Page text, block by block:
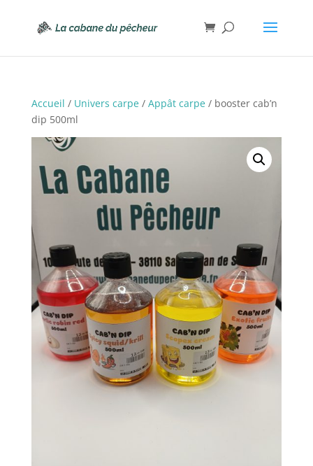
Accueil / Univers carpe/ Appât carpe/ booster cab’n
dip 500ml